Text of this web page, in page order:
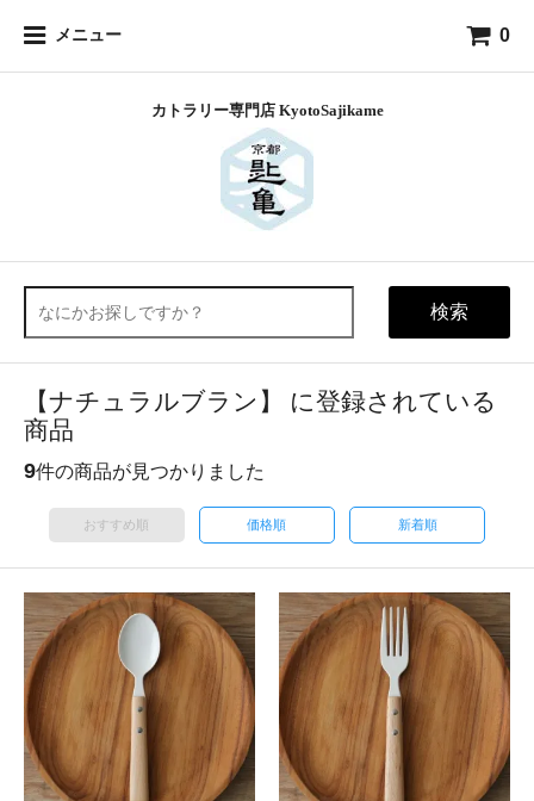
メニュー 0
検索
【ナチュラルブラン】 に登録されている
商品
9件の商品が見つかりました
おすすめ順 価格順 新着順